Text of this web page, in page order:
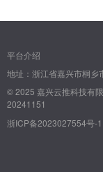
平台介绍
地址：浙江省嘉兴市桐
© 2025 嘉兴云推科技有
20241151
浙ICP备2023027554号-1